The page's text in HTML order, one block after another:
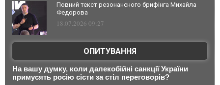
Повний текст резонансного брифінга Михайла
Федорова
18.07.2026 09:27
ОПИТУВАННЯ
На вашу думку, коли далекобійні санкції України
примусять росію сісти за стіл переговорів?